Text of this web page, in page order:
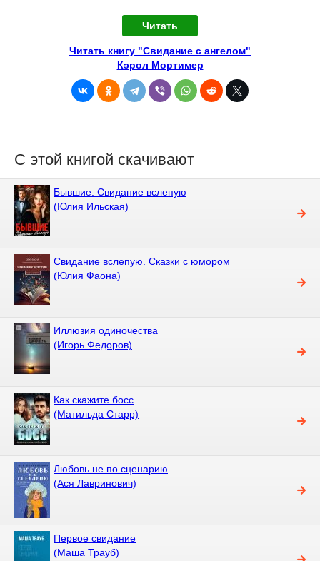
Читать
Читать книгу "Свидание с ангелом"
Кэрол Мортимер
С этой книгой скачивают
Бывшие. Свидание вслепую
(Юлия Ильская)
Свидание вслепую. Сказки с юмором
(Юлия Фаона)
Иллюзия одиночества
(Игорь Федоров)
Как скажите босс
(Матильда Старр)
Любовь не по сценарию
(Ася Лавринович)
Первое свидание
(Маша Трауб)